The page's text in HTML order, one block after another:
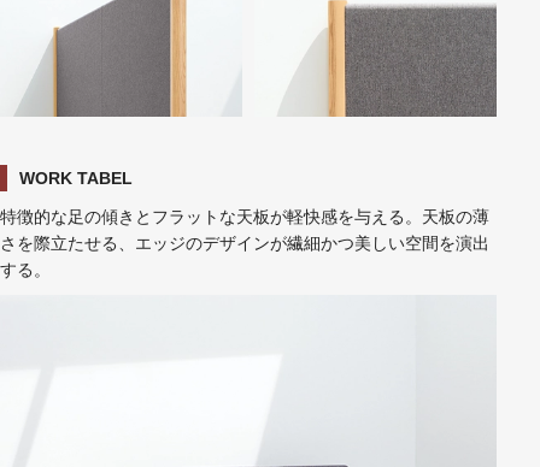
WORK TABEL
特徴的な足の傾きとフラットな天板が軽快感を与える。天板の薄
さを際立たせる、エッジのデザインが繊細かつ美しい空間を演出
する。